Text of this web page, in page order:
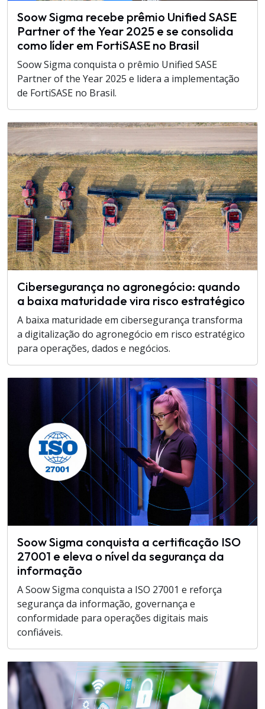
Soow Sigma recebe prêmio Unified SASE
Partner of the Year 2025 e se consolida
como líder em FortiSASE no Brasil
Soow Sigma conquista o prêmio Unified SASE
Partner of the Year 2025 e lidera a implementação
de FortiSASE no Brasil.
Cibersegurança no agronegócio: quando
a baixa maturidade vira risco estratégico
A baixa maturidade em cibersegurança transforma
a digitalização do agronegócio em risco estratégico
para operações, dados e negócios.
Soow Sigma conquista a certificação ISO
27001 e eleva o nível da segurança da
informação
A Soow Sigma conquista a ISO 27001 e reforça
segurança da informação, governança e
conformidade para operações digitais mais
confiáveis.